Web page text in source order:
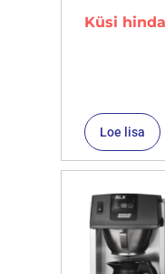
Küsi hinda
Loe lisa